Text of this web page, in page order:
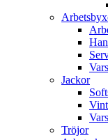
Jackor
Tröjor